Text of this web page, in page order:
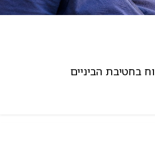
בחטיבת הביניים